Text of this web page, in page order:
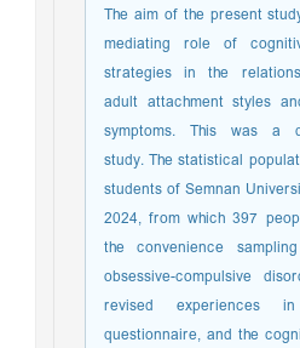
The aim of the present
mediating role of
strategies in the
adult attachment styles
symptoms. This was a
study. The statistical
students of Semnan
2024, from which 397
the convenience
obsessive-compulsive
revised experiences
questionnaire, and the